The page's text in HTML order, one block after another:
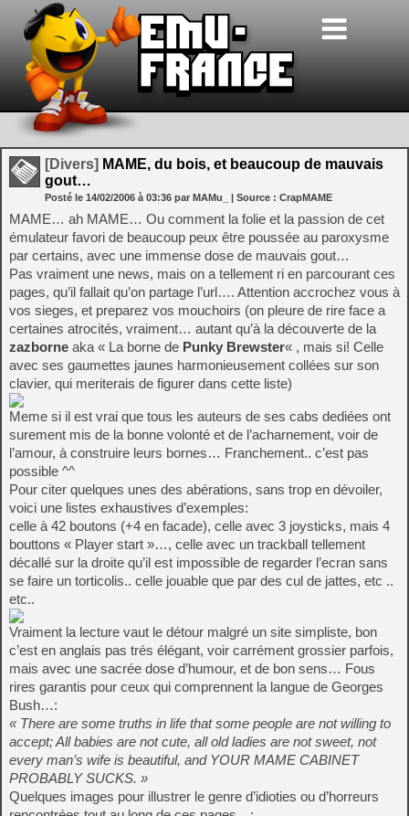
[Divers] MAME, du bois, et beaucoup de mauvais
gout…
Posté le 14/02/2006 à 03:36 par MAMu_ | Source : CrapMAME
MAME… ah MAME… Ou comment la folie et la passion de cet
émulateur favori de beaucoup peux être poussée au paroxysme
par certains, avec une immense dose de mauvais gout…
Pas vraiment une news, mais on a tellement ri en parcourant ces
pages, qu’il fallait qu’on partage l’url…. Attention accrochez vous à
vos sieges, et preparez vos mouchoirs (on pleure de rire face a
certaines atrocités, vraiment… autant qu’à la découverte de la
zazborne aka « La borne de Punky Brewster« , mais si! Celle
avec ses gaumettes jaunes harmonieusement collées sur son
clavier, qui meriterais de figurer dans cette liste)
Meme si il est vrai que tous les auteurs de ses cabs dediées ont
surement mis de la bonne volonté et de l’acharnement, voir de
l’amour, à construire leurs bornes… Franchement.. c’est pas
possible ^^
Pour citer quelques unes des abérations, sans trop en dévoiler,
voici une listes exhaustives d’exemples:
celle à 42 boutons (+4 en facade), celle avec 3 joysticks, mais 4
bouttons « Player start »…, celle avec un trackball tellement
décallé sur la droite qu’il est impossible de regarder l’ecran sans
se faire un torticolis.. celle jouable que par des cul de jattes, etc ..
etc..
Vraiment la lecture vaut le détour malgré un site simpliste, bon
c’est en anglais pas trés élégant, voir carrément grossier parfois,
mais avec une sacrée dose d’humour, et de bon sens… Fous
rires garantis pour ceux qui comprennent la langue de Georges
Bush…:
« There are some truths in life that some people are not willing to
accept; All babies are not cute, all old ladies are not sweet, not
every man’s wife is beautiful, and YOUR MAME CABINET
PROBABLY SUCKS. »
Quelques images pour illustrer le genre d’idioties ou d’horreurs